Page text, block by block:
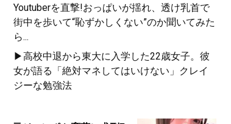
Youtuberを直撃!おっぱいが揺れ、透け乳首で
街中を歩いて“恥ずかしくない”のか聞いてみた
ら...
▶高校中退から東大に入学した22歳女子。彼
女が語る「絶対マネしてはいけない」クレイ
ジーな勉強法